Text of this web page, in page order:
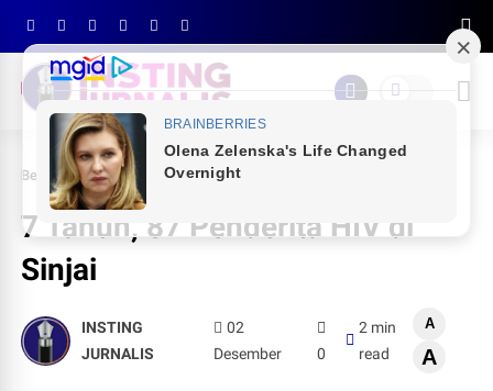
Beranda PEMDA SINJAI 7 Tahun, 87 Penderita HIV di Sinjai
7 Tahun, 87 Penderita HIV di
Sinjai
INSTING
JURNALIS
02
Desember
0
2 min
read
A
A